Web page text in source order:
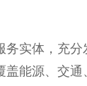
务实体，充分
能源、交